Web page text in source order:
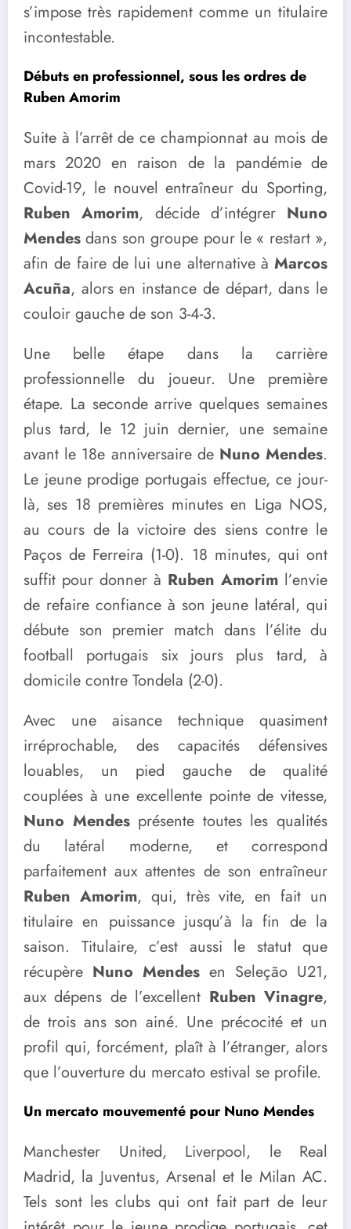
s’impose très rapidement comme un titulaire
incontestable.
Débuts en professionnel, sous les ordres de
Ruben Amorim
Suite à l’arrêt de ce championnat au mois de
mars 2020 en raison de la pandémie de
Covid-19, le nouvel entraîneur du Sporting,
Ruben Amorim, décide d’intégrerNuno
Mendes dans son groupe pour le « restart »,
afin de faire de lui une alternative à Marcos
Acuña, alors en instance de départ, dans le
couloir gauche de son 3-4-3.
Une belle étape dans la carrière
professionnelle du joueur. Une première
étape. La seconde arrive quelques semaines
plus tard, le 12 juin dernier, une semaine
avant le 18e anniversaire de Nuno Mendes.
Le jeune prodige portugais effectue, ce jour-
là, ses 18 premières minutes en Liga NOS,
au cours de la victoire des siens contre le
Paços de Ferreira (1-0). 18 minutes, qui ont
suffit pour donner à Ruben Amorim l’envie
de refaire confiance à son jeune latéral, qui
débute son premier match dans l’élite du
football portugais six jours plus tard, à
domicile contre Tondela (2-0).
Avec une aisance technique quasiment
irréprochable, des capacités défensives
louables, un pied gauche de qualité
couplées à une excellente pointe de vitesse,
Nuno Mendesprésente toutes les qualités
du latéral moderne, et correspond
parfaitement aux attentes de son entraîneur
Ruben Amorim, qui, très vite, en fait un
titulaire en puissance jusqu’à la fin de la
saison. Titulaire, c’est aussi le statut que
récupère Nuno Mendes en Seleção U21,
aux dépens de l’excellent Ruben Vinagre,
de trois ans son ainé. Une précocité et un
profil qui, forcément, plaît à l’étranger, alors
que l’ouverture du mercato estival se profile.
Un mercato mouvementé pour Nuno Mendes
Manchester United, Liverpool, le Real
Madrid, la Juventus, Arsenal et le Milan AC.
Tels sont les clubs qui ont fait part de leur